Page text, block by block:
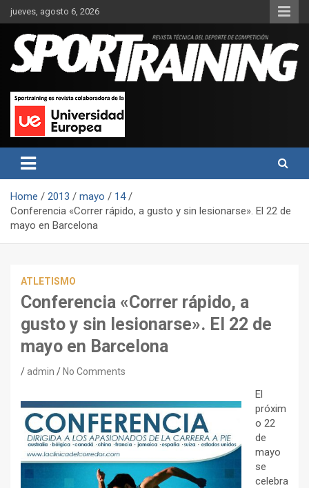
Skip
to
content
jueves, agosto 6, 2026
Revista técnica del deporte
Sport Training
rendimiento, nutrición y entrenamiento.
Home 2013 mayo
14
Conferencia «Correr rápido, a gusto y sin lesionarse». El 22 de
mayo en Barcelona
ATLETISMO
Conferencia «Correr rápido, a
gusto y sin lesionarse». El 22 de
mayo en Barcelona
admin No Comments
El
próxim
o 22
de
mayo
se
celebra